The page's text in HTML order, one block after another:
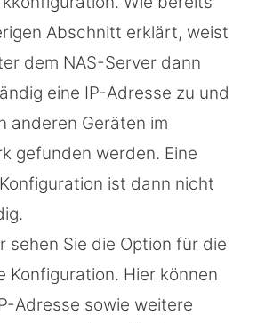
Abschnitt erklärt, weist
dem NAS-Server dann
eine IP-Adresse zu und
anderen Geräten im
gefunden werden. Eine
ist dann nicht
sehen Sie die Option für die
Konfiguration. Hier können
Adresse sowie weitere